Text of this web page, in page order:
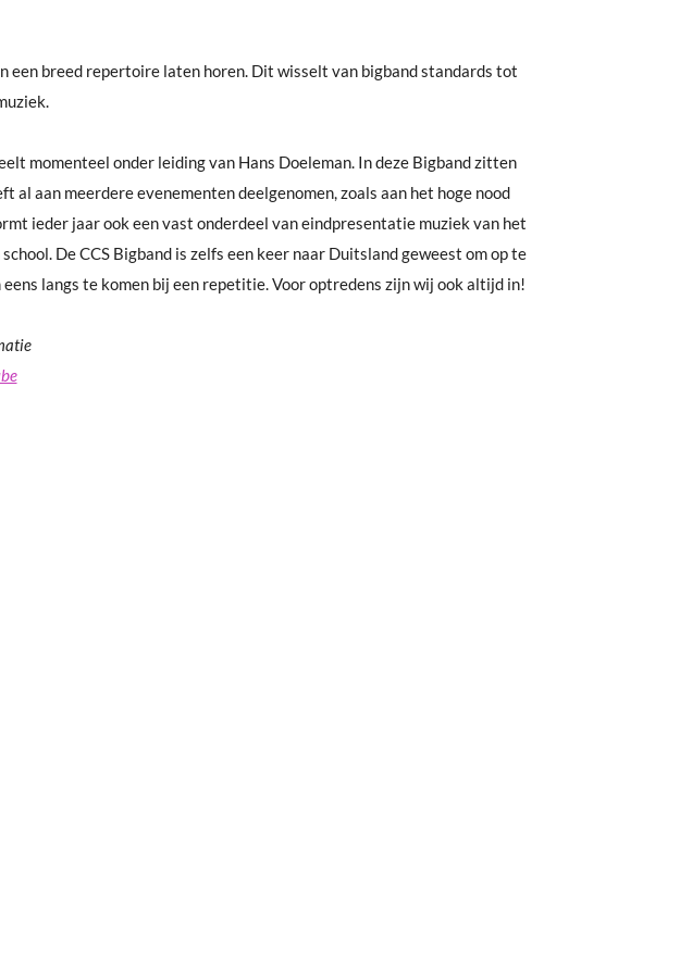
een breed repertoire laten horen. Dit wisselt van bigband standards tot
momenteel onder leiding van Hans Doeleman. In deze Bigband zitten
aan meerdere evenementen deelgenomen, zoals aan het hoge nood
ieder jaar ook een vast onderdeel van eindpresentatie muziek van het
De CCS Bigband is zelfs een keer naar Duitsland geweest om op te
langs te komen bij een repetitie. Voor optredens zijn wij ook altijd in!